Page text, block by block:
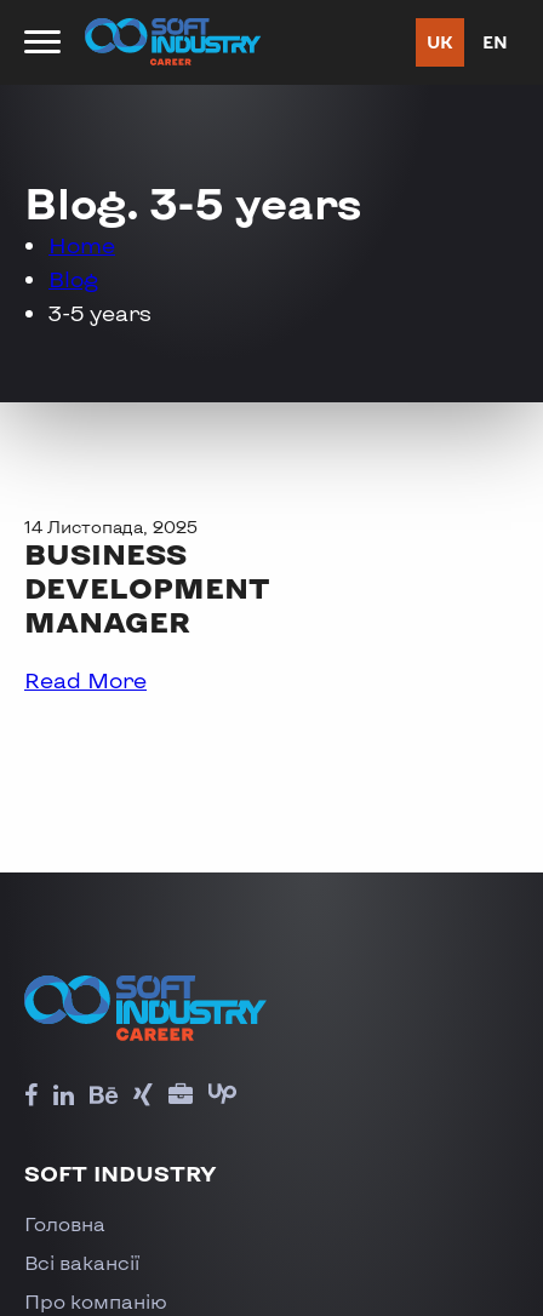
UK EN
Blog. 3-5 years
Home
Blog
3-5 years
14 Листопада, 2025
BUSINESS
DEVELOPMENT
MANAGER
Read More
SOFT INDUSTRY
Головна
Всі вакансії
Про компанію